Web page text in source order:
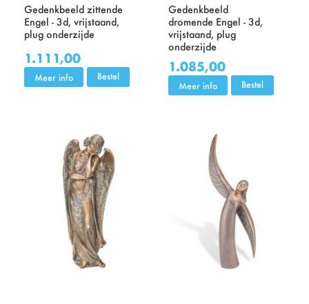
Gedenkbeeld zittende
Engel - 3d, vrijstaand,
plug onderzijde
1.111,00
Meer info Bestel
Gedenkbeeld
dromende Engel - 3d,
vrijstaand, plug
onderzijde
1.085,00
Meer info Bestel